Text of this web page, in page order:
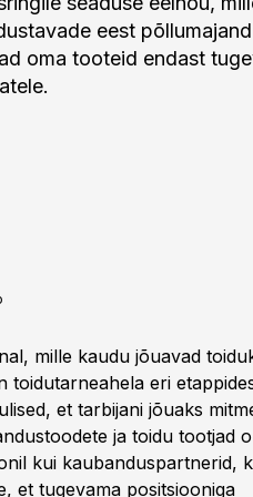
eest
oma tooteid endast
mille kaudu jõuavad
eri
et tarbijani jõuaks
ja toidu tootjad
kui kaubanduspartnerid,
et tugevama positsiooniga